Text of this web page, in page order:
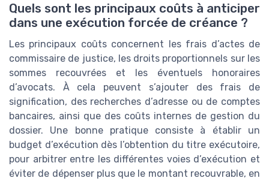
Quels sont les principaux coûts à anticiper
dans une exécution forcée de créance ?
Les principaux coûts concernent les frais d’actes de
commissaire de justice, les droits proportionnels sur les
sommes recouvrées et les éventuels honoraires
d’avocats. À cela peuvent s’ajouter des frais de
signification, des recherches d’adresse ou de comptes
bancaires, ainsi que des coûts internes de gestion du
dossier. Une bonne pratique consiste à établir un
budget d’exécution dès l’obtention du titre exécutoire,
pour arbitrer entre les différentes voies d’exécution et
éviter de dépenser plus que le montant recouvrable, en